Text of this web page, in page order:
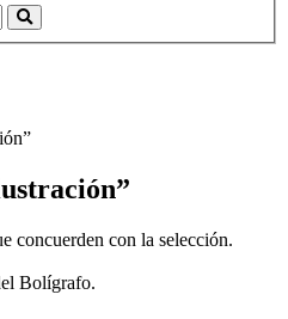
concuerden con la selección.
Bolígrafo.